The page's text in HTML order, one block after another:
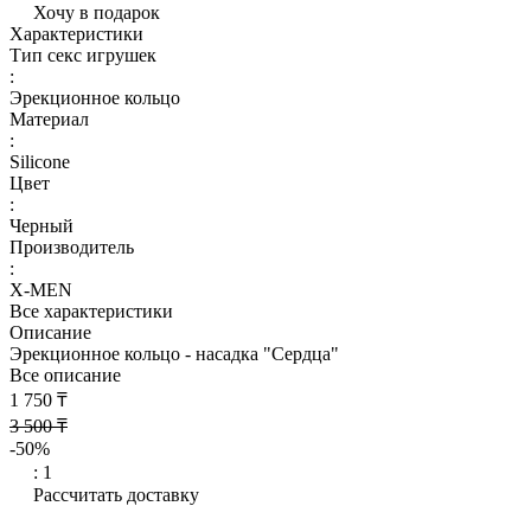
Хочу в подарок
Характеристики
Тип секс игрушек
:
Эрекционное кольцо
Материал
:
Silicone
Цвет
:
Черный
Производитель
:
X-MEN
Все характеристики
Описание
Эрекционное кольцо - насадка "Сердца"
Все описание
1 750 ₸
3 500 ₸
-50%
: 1
Рассчитать доставку